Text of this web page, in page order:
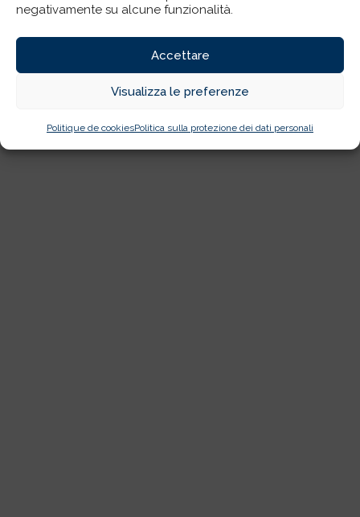
negativamente su alcune funzionalità.
Accettare
Visualizza le preferenze
Politique de cookiesPolitica sulla protezione dei dati personali